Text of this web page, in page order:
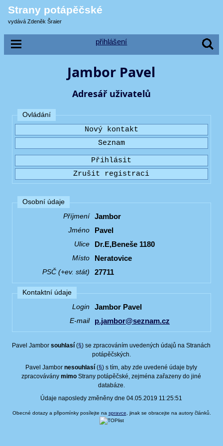
Strany potápěčské
vydává Zdeněk Šraier
přihlášení
Jambor Pavel
Adresář uživatelů
Ovládání
Osobní údaje
Příjmení
Jambor
Jméno Pavel
Ulice Dr.E,Beneše 1180
Místo Neratovice
PSČ (+ev. stát) 27711
Kontaktní údaje
Login
Jambor Pavel
E-mail p.jambor@seznam.cz
Pavel Jamborsouhlasí (§) se zpracováním uvedených údajů na Stranách
potápěčských.
Pavel Jambornesouhlasí (§) s tím, aby zde uvedené údaje byly
zpracováványmimo Strany potápěčské, zejména zařazeny do jiné
databáze.
Údaje naposledy změněny dne 04.05.2019 11:25:51
Obecné dotazy a připomínky posílejte na spravce , jinak se obracejte na autory článků.